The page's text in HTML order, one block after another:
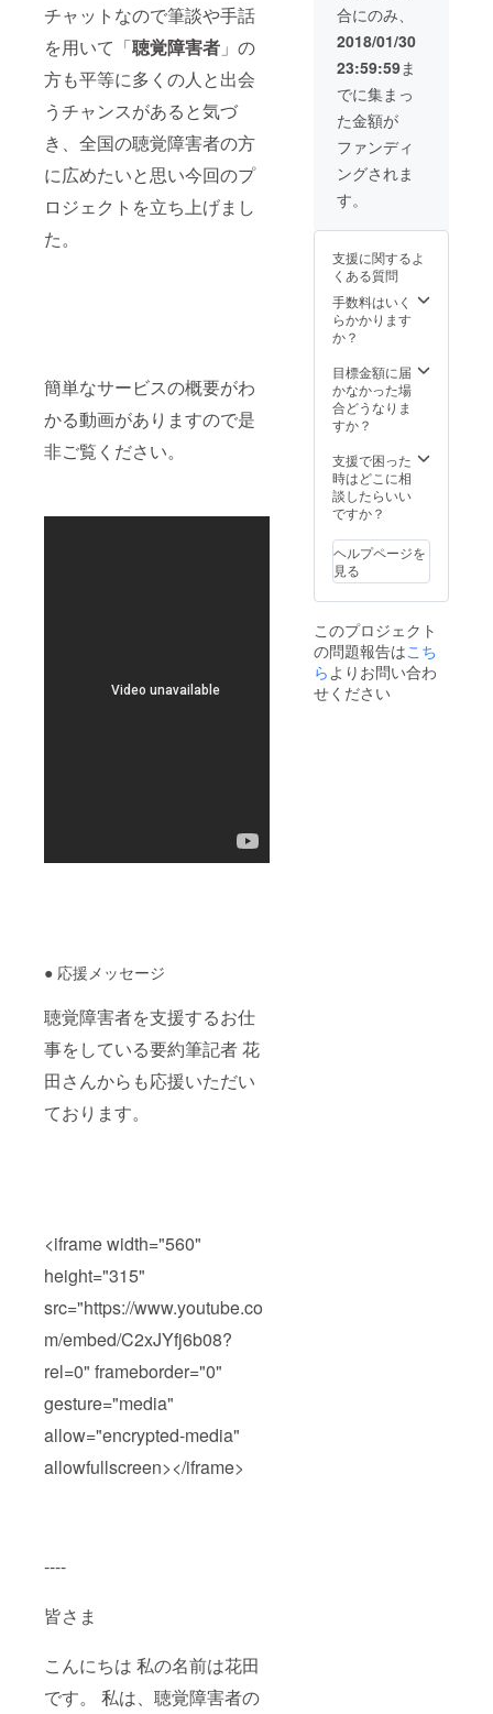
チャットなので筆談や手話
を用いて「聴覚障害者 」の
方も平等に多くの人と出会
うチャンスがあると気づ
き、全国の聴覚障害者の方
に広めたいと思い今回のプ
ロジェクトを立ち上げまし
た。
簡単なサービスの概要がわ
かる動画がありますので是
非ご覧ください。
● 応援メッセージ
聴覚障害者を支援するお仕
事をしている要約筆記者 花
田さんからも応援いただい
ております。
<iframe width="560"
height="315"
src="https://www.youtube.co
m/embed/C2xJYfj6b08?
rel=0" frameborder="0"
gesture="media"
allow="encrypted-media"
allowfullscreen></iframe>
----
皆さま
こんにちは 私の名前は花田
です。 私は、聴覚障害者の
合にのみ、
2018/01/30
23:59:59ま
でに集まっ
た金額が
ファンディ
ングされま
す。
支援に関するよ
くある質問
手数料はいく
らかかります
か？
目標金額に届
かなかった場
合どうなりま
すか？
支援で困った
時はどこに相
談したらいい
ですか？
ヘルプページを
見る
このプロジェクト
の問題報告はこち
ら よりお問い合わ
せください